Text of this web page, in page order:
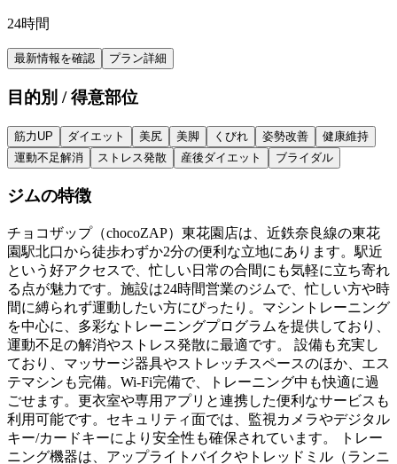
24時間
最新情報を確認 プラン詳細
目的別 / 得意部位
筋力UP ダイエット 美尻 美脚 くびれ 姿勢改善
健康維持
運動不足解消
ストレス発散 産後ダイエット ブライダル
ジムの特徴
チョコザップ（chocoZAP）東花園店は、近鉄奈良線の東花
園駅北口から徒歩わずか2分の便利な立地にあります。駅近
という好アクセスで、忙しい日常の合間にも気軽に立ち寄れ
る点が魅力です。施設は24時間営業のジムで、忙しい方や時
間に縛られず運動したい方にぴったり。マシントレーニング
を中心に、多彩なトレーニングプログラムを提供しており、
運動不足の解消やストレス発散に最適です。 設備も充実し
ており、マッサージ器具やストレッチスペースのほか、エス
テマシンも完備。Wi-Fi完備で、トレーニング中も快適に過
ごせます。更衣室や専用アプリと連携した便利なサービスも
利用可能です。セキュリティ面では、監視カメラやデジタル
キー/カードキーにより安全性も確保されています。 トレー
ニング機器は、アップライトバイクやトレッドミル（ランニ